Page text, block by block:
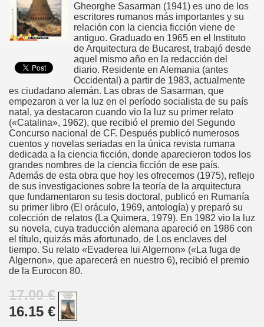
Gheorghe Sasarman (1941) es uno de los
escritores rumanos más importantes y su
relación con la ciencia ficción viene de
antiguo. Graduado en 1965 en el Instituto
de Arquitectura de Bucarest, trabajó desde
aquel mismo año en la redacción del
diario. Residente en Alemania (antes
Occidental) a partir de 1983, actualmente
es ciudadano alemán. Las obras de Sasarman, que
empezaron a ver la luz en el período socialista de su país
natal, ya destacaron cuando vio la luz su primer relato
(«Catalina», 1962), que recibió el premio del Segundo
Concurso nacional de CF. Después publicó numerosos
cuentos y novelas seriadas en la única revista rumana
dedicada a la ciencia ficción, donde aparecieron todos los
grandes nombres de la ciencia ficción de ese país.
Además de esta obra que hoy les ofrecemos (1975), reflejo
de sus investigaciones sobre la teoría de la arquitectura
que fundamentaron su tesis doctoral, publicó en Rumanía
su primer libro (El oráculo, 1969, antología) y preparó su
colección de relatos (La Quimera, 1979). En 1982 vio la luz
su novela, cuya traducción alemana apareció en 1986 con
el título, quizás más afortunado, de Los enclaves del
tiempo. Su relato «Evaderea lui Algernon» («La fuga de
Algernon», que aparecerá en nuestro 6), recibió el premio
de la Eurocon 80.
17.00 €
16.15 €